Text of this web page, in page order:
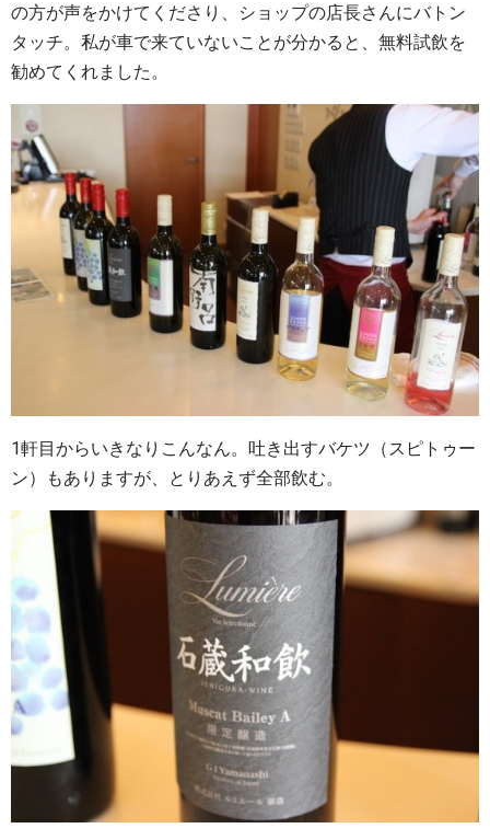
の方が声をかけてくださり、ショップの店長さんにバトン
タッチ。私が車で来ていないことが分かると、無料試飲を
勧めてくれました。
1軒目からいきなりこんなん。吐き出すバケツ（スピトゥー
ン）もありますが、とりあえず全部飲む。